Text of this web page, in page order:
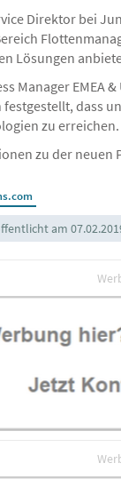
Direktor bei
Lösungen
Manager EMEA
dass
zu
zu der neuen
am